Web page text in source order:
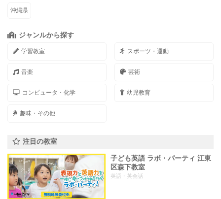
沖縄県
ジャンルから探す
学習教室 スポーツ・運動
音楽 芸術
コンピュータ・化学 幼児教育
趣味・その他
注目の教室
子ども英語 ラボ・パーティ 江東
区森下教室
英語・英会話